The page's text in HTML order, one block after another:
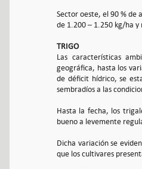
Sector oeste, el 90 % de
de 1.200 – 1.250 kg/ha
TRIGO
Las características
geográfica, hasta los
de déficit hídrico, se
sembradíos a las
Hasta la fecha, los
bueno a levemente
Dicha variación se
que los cultivares